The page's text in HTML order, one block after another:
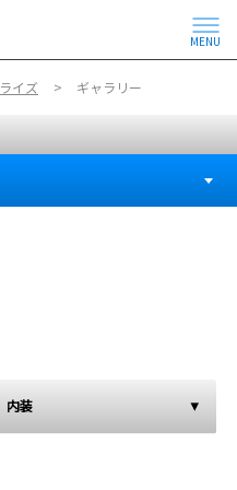
MENU
ライズ ギャラリー
内装